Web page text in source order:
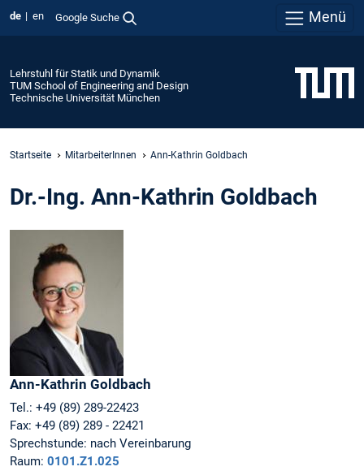
de en Google Suche Menü
Lehrstuhl für Statik und Dynamik
TUM School of Engineering and Design
Technische Universität München
Startseite MitarbeiterInnen Ann-Kathrin Goldbach
Dr.-Ing. Ann-Kathrin Goldbach
Ann-Kathrin Goldbach
Tel.: +49 (89) 289-22423
Fax: +49 (89) 289 - 22421
Sprechstunde: nach Vereinbarung
Raum: 0101.Z1.025